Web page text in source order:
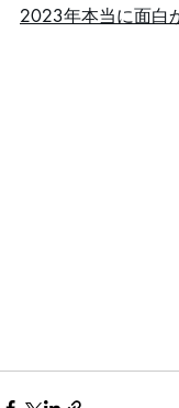
2023年本当に面白